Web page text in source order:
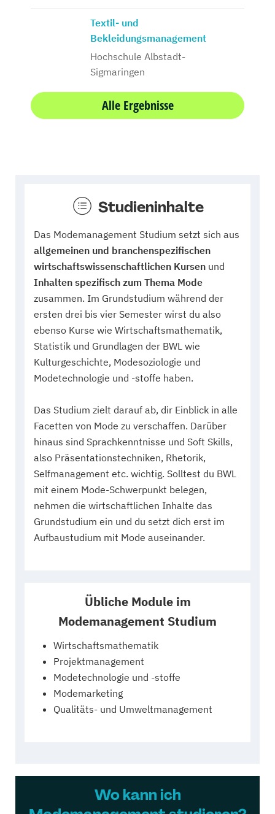
Textil- und
Bekleidungsmanagement
Hochschule Albstadt-
Sigmaringen
Alle Ergebnisse
Studieninhalte
Das Modemanagement Studium setzt sich aus
allgemeinen und branchenspezifischen
wirtschaftswissenschaftlichen Kursen und
Inhalten spezifisch zum Thema Mode
zusammen. Im Grundstudium während der
ersten drei bis vier Semester wirst du also
ebenso Kurse wie Wirtschaftsmathematik,
Statistik und Grundlagen der BWL wie
Kulturgeschichte, Modesoziologie und
Modetechnologie und -stoffe haben.
Das Studium zielt darauf ab, dir Einblick in alle
Facetten von Mode zu verschaffen. Darüber
hinaus sind Sprachkenntnisse und Soft Skills,
also Präsentationstechniken, Rhetorik,
Selfmanagement etc. wichtig. Solltest du BWL
mit einem Mode-Schwerpunkt belegen,
nehmen die wirtschaftlichen Inhalte das
Grundstudium ein und du setzt dich erst im
Aufbaustudium mit Mode auseinander.
Übliche Module im
Modemanagement Studium
Wirtschaftsmathematik
Projektmanagement
Modetechnologie und -stoffe
Modemarketing
Qualitäts- und Umweltmanagement
Wo kann ich